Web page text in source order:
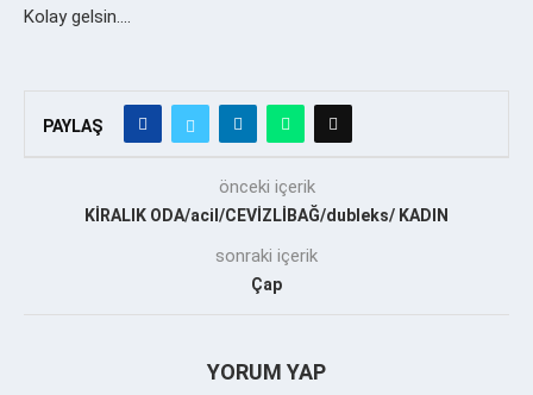
Kolay gelsin….
PAYLAŞ
önceki içerik
KİRALIK ODA/acil/CEVİZLİBAĞ/dubleks/ KADIN
sonraki içerik
Çap
YORUM YAP